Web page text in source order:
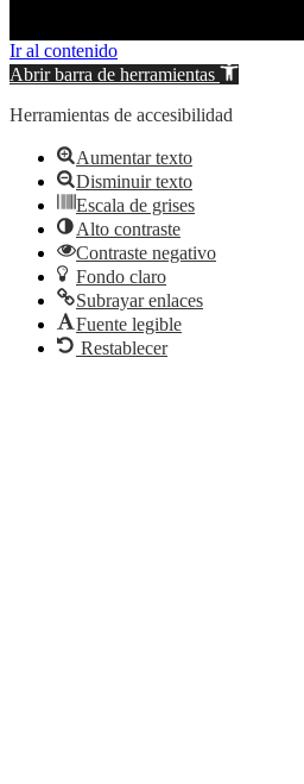
Ir al contenido
Abrir barra de herramientas
Herramientas de accesibilidad
Aumentar texto
Disminuir texto
Escala de grises
Alto contraste
Contraste negativo
Fondo claro
Subrayar enlaces
Fuente legible
Restablecer